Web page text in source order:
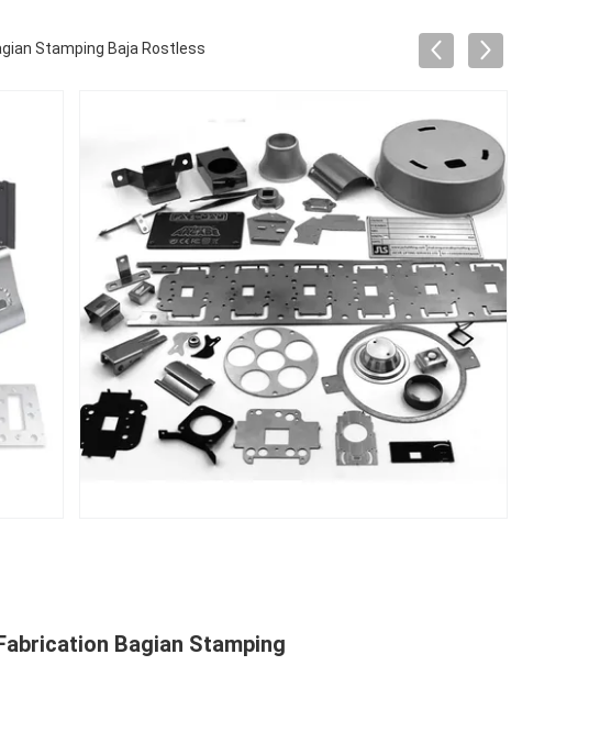
Stamping Baja Rostless
Bagian Stamping